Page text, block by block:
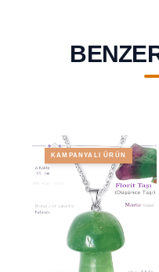
KAMPANYALI ÜRÜN